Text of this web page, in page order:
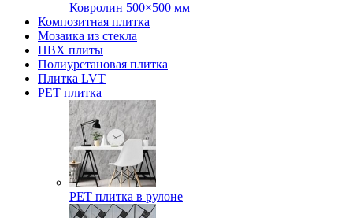
Ковролин 500×500 мм
Композитная плитка
Мозаика из стекла
ПВХ плиты
Полиуретановая плитка
Плитка LVT
РЕТ плитка
РЕТ плитка в рулоне